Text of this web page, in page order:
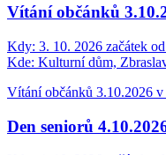
Vítání občánků
Kdy: 3. 10. 2026 začátek
Kde: Kulturní dům,
Vítání občánků 3.10.2026
Den seniorů